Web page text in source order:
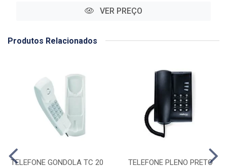
VER PREÇO
Produtos Relacionados
TELEFONE GONDOLA TC 20
TELEFONE PLENO PRETO